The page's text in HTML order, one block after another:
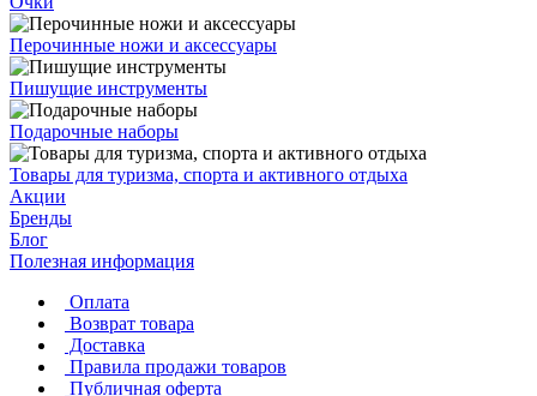
Перочинные ножи и аксессуары
Пишущие инструменты
Подарочные наборы
Товары для туризма, спорта и активного отдыха
Акции
Бренды
Блог
Полезная информация
Оплата
Возврат товара
Доставка
Правила продажи товаров
Публичная оферта